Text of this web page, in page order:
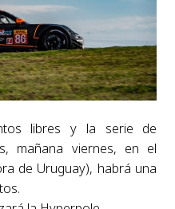
libres y la serie de
mañana viernes, en el
de Uruguay), habrá una